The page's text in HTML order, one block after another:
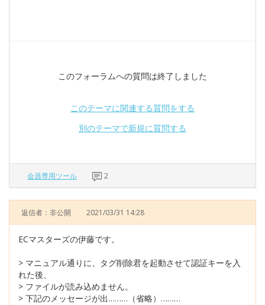
このフォーラムへの質問は終了しました
このテーマに関連する質問をする
別のテーマで新規に質問する
会員専用ツール 2
返信者：非公開 2021/03/31 14:28
ECマスターズの伊藤です。
> マニュアル通りに、タグ削除君を起動させて認証キーを入
れた後、
> ファイルが読み込めません。
> 下記のメッセージが出………（省略）………